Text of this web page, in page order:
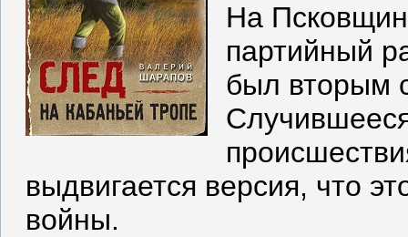
На
партийный
был вторым
выдвигается версия, что
войны.